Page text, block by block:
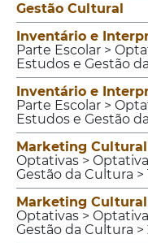
Gestão Cultural
Inventário e
Parte Escolar >
Estudos e Gestão
Inventário e
Parte Escolar >
Estudos e Gestão
Marketing Cultural
Optativas >
Gestão da Cultura >
Marketing Cultural
Optativas >
Gestão da Cultura >